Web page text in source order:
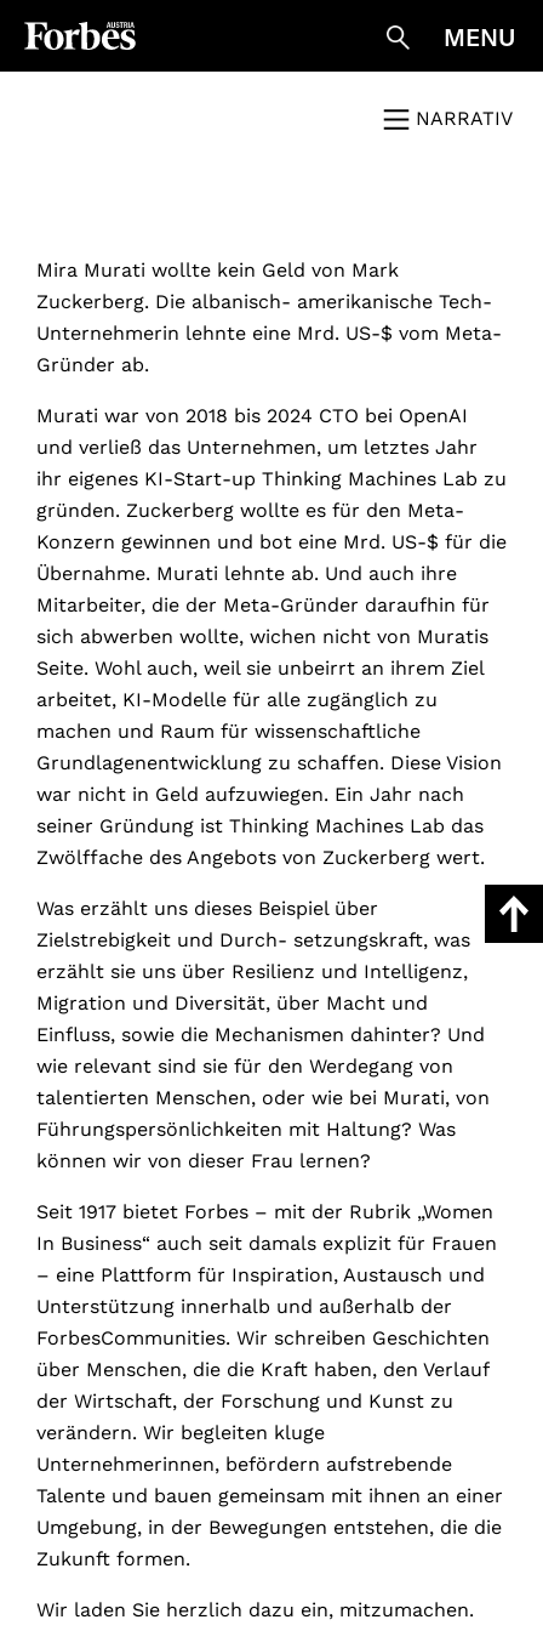
Suche
MENU
Menü
NARRATIV
Mira Murati wollte kein Geld von Mark
Zuckerberg. Die albanisch- amerikanische Tech-
Unternehmerin lehnte eine Mrd. US-$ vom Meta-
Gründer ab.
Murati war von 2018 bis 2024 CTO bei OpenAI
und verließ das Unternehmen, um letztes Jahr
ihr eigenes KI-Start-up Thinking Machines Lab zu
gründen. Zuckerberg wollte es für den Meta-
Konzern gewinnen und bot eine Mrd. US-$ für die
Übernahme. Murati lehnte ab. Und auch ihre
Mitarbeiter, die der Meta-Gründer daraufhin für
sich abwerben wollte, wichen nicht von Muratis
Seite. Wohl auch, weil sie unbeirrt an ihrem Ziel
arbeitet, KI-Modelle für alle zugänglich zu
machen und Raum für wissenschaftliche
Grundlagenentwicklung zu schaffen. Diese Vision
war nicht in Geld aufzuwiegen. Ein Jahr nach
seiner Gründung ist Thinking Machines Lab das
Zwölffache des Angebots von Zuckerberg wert.
Was erzählt uns dieses Beispiel über
Zielstrebigkeit und Durch- setzungskraft, was
erzählt sie uns über Resilienz und Intelligenz,
Migration und Diversität, über Macht und
Einfluss, sowie die Mechanismen dahinter? Und
wie relevant sind sie für den Werdegang von
talentierten Menschen, oder wie bei Murati, von
Führungspersönlichkeiten mit Haltung? Was
können wir von dieser Frau lernen?
Seit 1917 bietet Forbes – mit der Rubrik „Women
In Business“ auch seit damals explizit für Frauen
– eine Plattform für Inspiration, Austausch und
Unterstützung innerhalb und außerhalb der
ForbesCommunities. Wir schreiben Geschichten
über Menschen, die die Kraft haben, den Verlauf
der Wirtschaft, der Forschung und Kunst zu
verändern. Wir begleiten kluge
Unternehmerinnen, befördern aufstrebende
Talente und bauen gemeinsam mit ihnen an einer
Umgebung, in der Bewegungen entstehen, die die
Zukunft formen.
Wir laden Sie herzlich dazu ein, mitzumachen.